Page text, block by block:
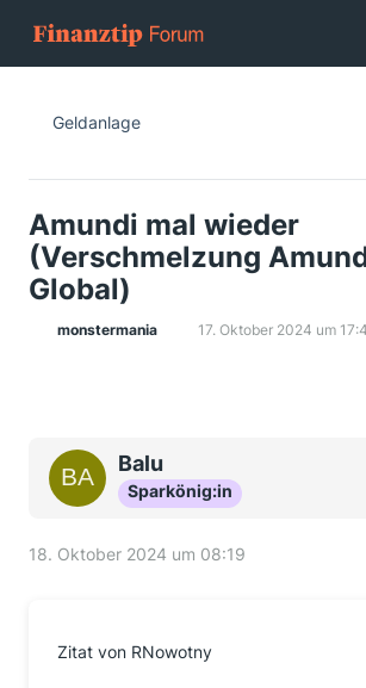
Geldanlage
Amundi mal wieder
(Verschmelzung
Global)
monstermania 17. Oktober 2024 um
Balu
Sparkönig:in
18. Oktober 2024 um 08:19
Zitat von RNowotny